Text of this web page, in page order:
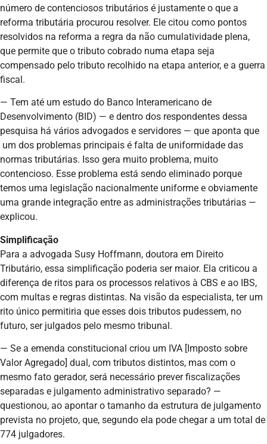
número de contenciosos tributários é justamente o que a
reforma tributária procurou resolver. Ele citou como pontos
resolvidos na reforma a regra da não cumulatividade plena,
que permite que o tributo cobrado numa etapa seja
compensado pelo tributo recolhido na etapa anterior, e a guerra
fiscal.
— Tem até um estudo do Banco Interamericano de
Desenvolvimento (BID) — e dentro dos respondentes dessa
pesquisa há vários advogados e servidores — que aponta que
um dos problemas principais é falta de uniformidade das
normas tributárias. Isso gera muito problema, muito
contencioso. Esse problema está sendo eliminado porque
temos uma legislação nacionalmente uniforme e obviamente
uma grande integração entre as administrações tributárias —
explicou.
Simplificação
Para a advogada Susy Hoffmann, doutora em Direito
Tributário, essa simplificação poderia ser maior. Ela criticou a
diferença de ritos para os processos relativos à CBS e ao IBS,
com multas e regras distintas. Na visão da especialista, ter um
rito único permitiria que esses dois tributos pudessem, no
futuro, ser julgados pelo mesmo tribunal.
— Se a emenda constitucional criou um IVA [Imposto sobre
Valor Agregado] dual, com tributos distintos, mas com o
mesmo fato gerador, será necessário prever fiscalizações
separadas e julgamento administrativo separado? —
questionou, ao apontar o tamanho da estrutura de julgamento
prevista no projeto, que, segundo ela pode chegar a um total de
774 julgadores.